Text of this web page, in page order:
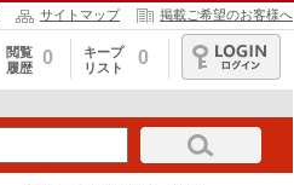
サイトマップ 掲載ご希望のお客様へ
閲覧
履歴
0
キープ
リスト
0
ログイン